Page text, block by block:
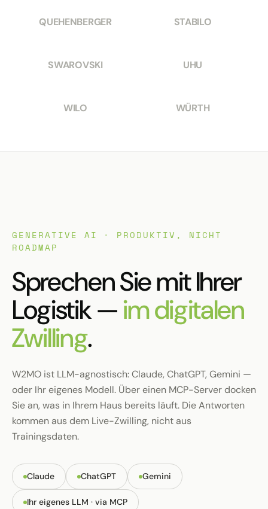
QUEHENBERGER STABILO
SWAROVSKI UHU
WILO WÜRTH
GENERATIVE AI · PRODUKTIV, NICHT
ROADMAP
Sprechen Sie mit Ihrer
Logistik —im digitalen
Zwilling.
W2MO ist LLM-agnostisch: Claude, ChatGPT, Gemini —
oder Ihr eigenes Modell. Über einen MCP-Server docken
Sie an, was in Ihrem Haus bereits läuft. Die Antworten
kommen aus dem Live-Zwilling, nicht aus
Trainingsdaten.
Claude ChatGPT Gemini
Ihr eigenes LLM · via MCP